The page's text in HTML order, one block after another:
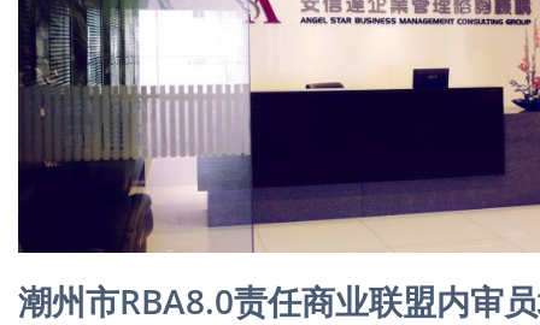
潮州市RBA8.0责任商业联盟内审